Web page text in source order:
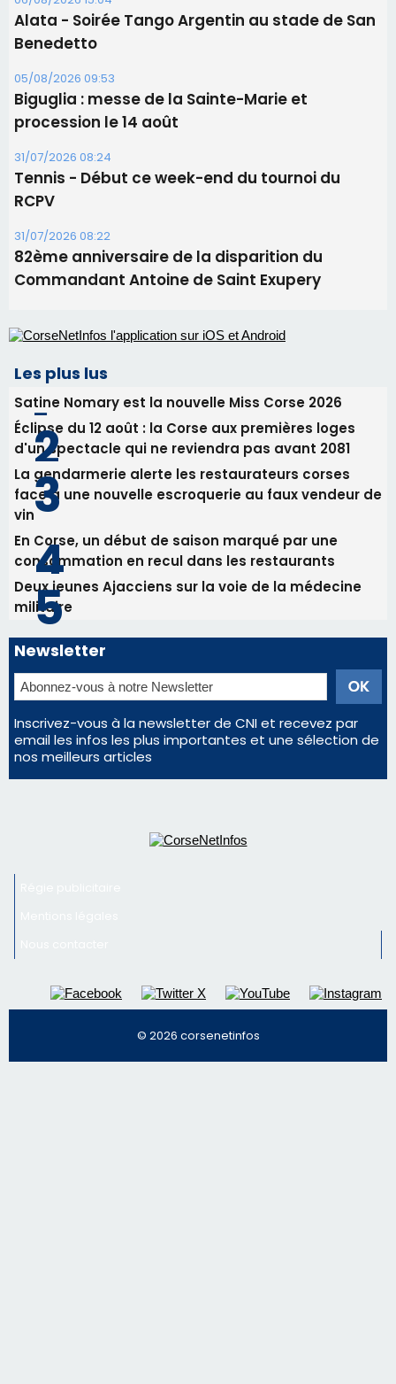
Les brèves
06/08/2026 15:57
Ucciani – Marché des producteurs à Cruculi le
11 août
06/08/2026 15:25
Corte – L’association A Nuciola organise une
projection sous les étoiles
06/08/2026 15:04
Alata - Soirée Tango Argentin au stade de San
Benedetto
05/08/2026 09:53
procession le 14 août
31/07/2026 08:24
Tennis - Début ce week-end du tournoi du
RCPV
31/07/2026 08:22
82ème anniversaire de la disparition du
Commandant Antoine de Saint Exupery
Les plus lus
Satine Nomary est la nouvelle Miss Corse 2026
Éclipse du 12 août : la Corse aux premières loges
d'un spectacle qui ne reviendra pas avant 2081
La gendarmerie alerte les restaurateurs corses
face à une nouvelle escroquerie au faux vendeur de
vin
En Corse, un début de saison marqué par une
consommation en recul dans les restaurants
nos meilleurs articles